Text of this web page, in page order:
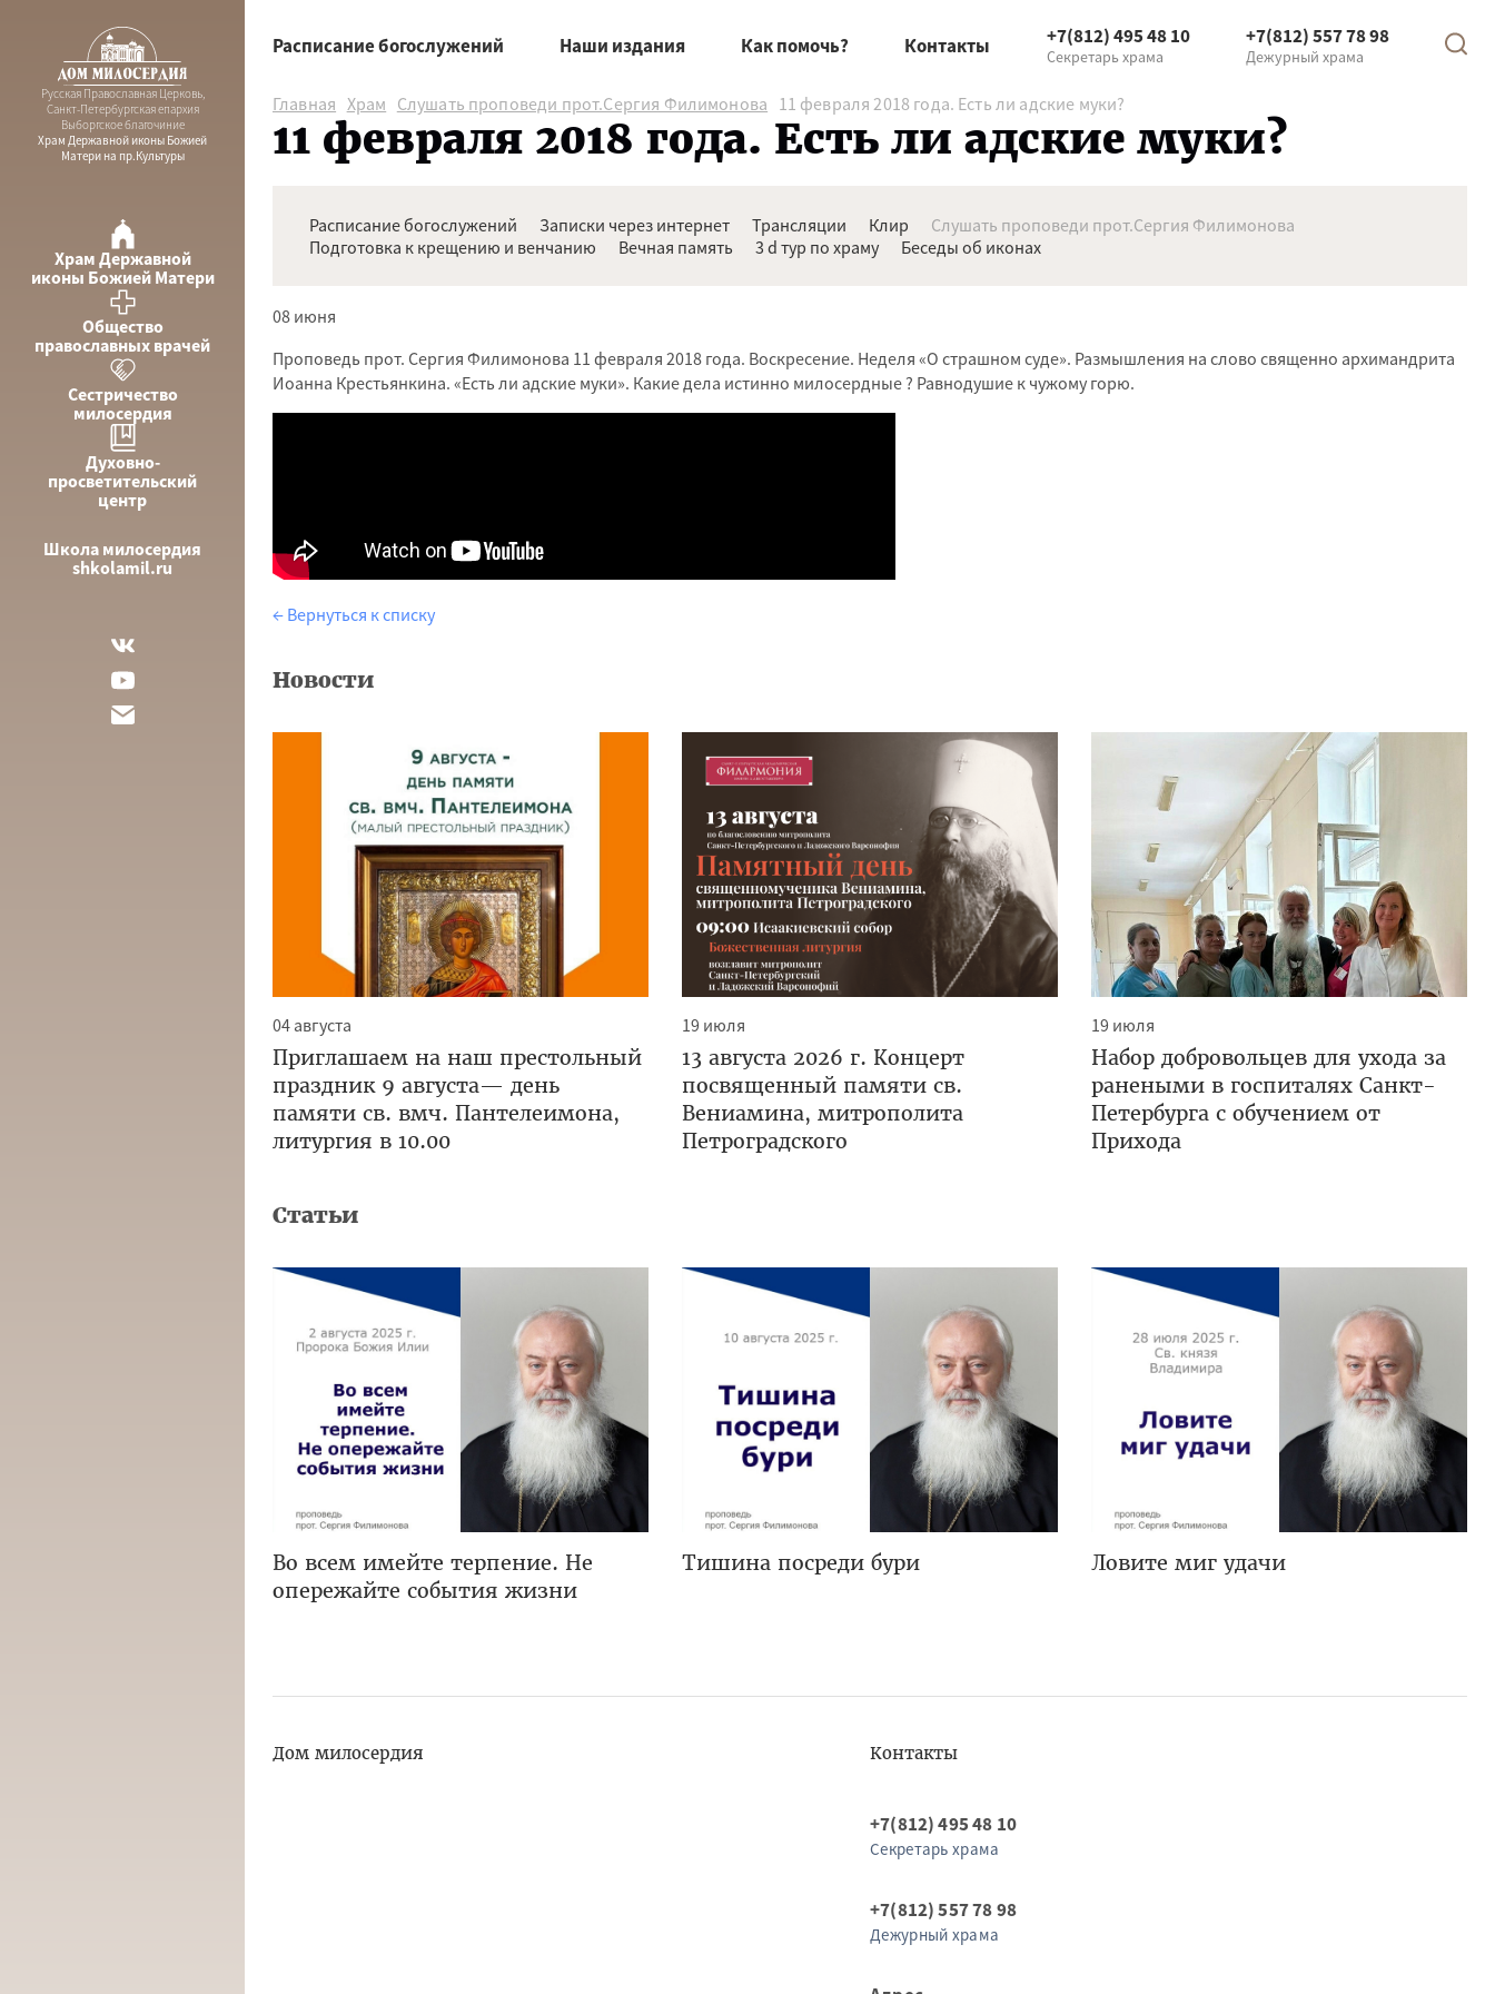
Русская Православная Церковь,
Санкт-Петербургская епархия
Выборгское благочиние
Храм Державной иконы Божией
Матери на пр.Культуры
Храм Державной
иконы Божией Матери
Общество
православных врачей
Сестричество
милосердия
Духовно-
просветительский
центр
Школа милосердия
shkolamil.ru
Расписание богослужений Наши издания Как помочь? Контакты +7(812) 495 48 10
Секретарь храма
+7(812) 557 78 98
Дежурный храма
Главная Храм Слушать проповеди прот.Сергия Филимонова 11 февраля 2018 года. Есть ли адские муки?
11 февраля 2018 года. Есть ли адские муки?
Расписание богослужений Записки через интернет Трансляции Клир
Слушать проповеди прот.Сергия Филимонова
Подготовка к крещению и венчанию
Вечная память 3 d тур по храму Беседы об иконах
08 июня
Проповедь прот. Сергия Филимонова 11 февраля 2018 года. Воскресение. Неделя «О страшном суде». Размышления на слово священно архимандрита
Иоанна Крестьянкина. «Есть ли адские муки». Какие дела истинно милосердные ? Равнодушие к чужому горю.
← Вернуться к списку
Новости
04 августа
Приглашаем на наш престольный
праздник 9 августа— день
памяти св. вмч. Пантелеимона,
литургия в 10.00
19 июля
13 августа 2026 г. Концерт
посвященный памяти св.
Вениамина, митрополита
Петроградского
19 июля
Набор добровольцев для ухода за
ранеными в госпиталях Санкт-
Петербурга с обучением от
Прихода
Статьи
Во всем имейте терпение. Не
опережайте события жизни
Тишина посреди бури Ловите миг удачи
Дом милосердия Контакты
+7(812) 495 48 10
Секретарь храма
+7(812) 557 78 98
Дежурный храма